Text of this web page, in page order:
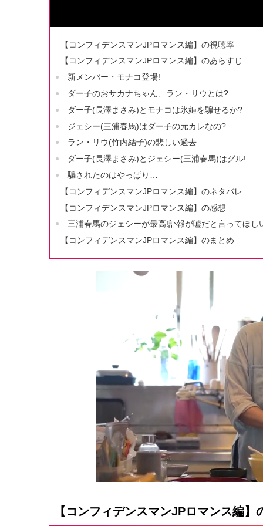
【コンフィデンスマンJPロマンス編】の視聴率
【コンフィデンスマンJPロマンス編】のあらすじ
新メンバー・モナコ登場!
ダー子のおサカナちゃん、ラン・リウとは?
ダー子(長澤まさみ)とモナコは氷姫を騙せるか?
ジェシー(三浦春馬)はダー子の元カレなの?
ラン・リウ(竹内結子)の悲しい過去
ダー子(長澤まさみ)とジェシー(三浦春馬)はグル!
騙されたのはやっぱり…
【コンフィデンスマンJPロマンス編】のネタバレ
【コンフィデンスマンJPロマンス編】の感想
三浦春馬のジェシーが最高!訃報が嘘だと言ってほし
【コンフィデンスマンJPロマンス編】のまとめ
【コンフィデンスマンJPロマンス編】